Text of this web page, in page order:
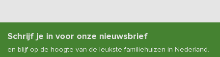
Schrijf je in voor onze nieuwsbrief
en blijf op de hoogte van de leukste familiehuizen in Nederland.